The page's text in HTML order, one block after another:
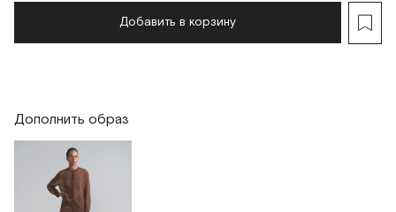
58
Добавить в корзину
Дополнить образ